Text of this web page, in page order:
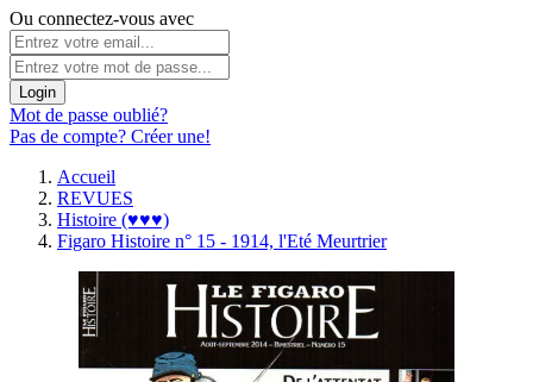
Ou connectez-vous avec
Login
Mot de passe oublié?
Pas de compte? Créer une!
Accueil
REVUES
Histoire (♥♥♥)
Figaro Histoire n° 15 - 1914, l'Eté Meurtrier